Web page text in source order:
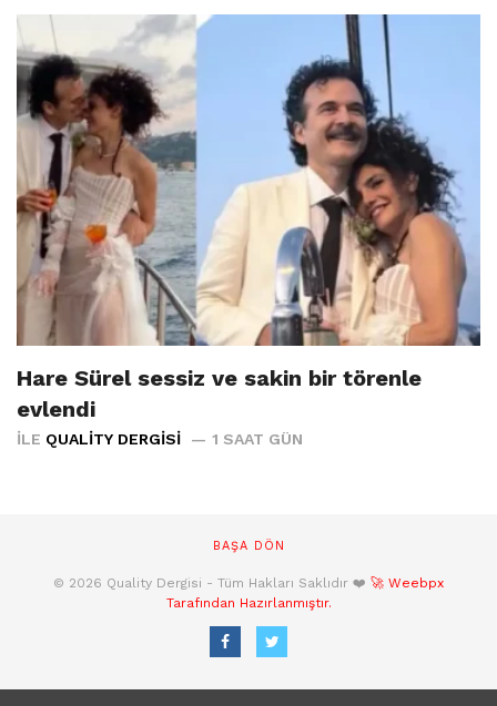
Hare Sürel sessiz ve sakin bir törenle
evlendi
İLE QUALITY DERGISI 1 SAAT GÜN
BAŞA DÖN
© 2026 Quality Dergisi - Tüm Hakları Saklıdır ❤️ 🚀 Weebpx
Tarafından Hazırlanmıştır.